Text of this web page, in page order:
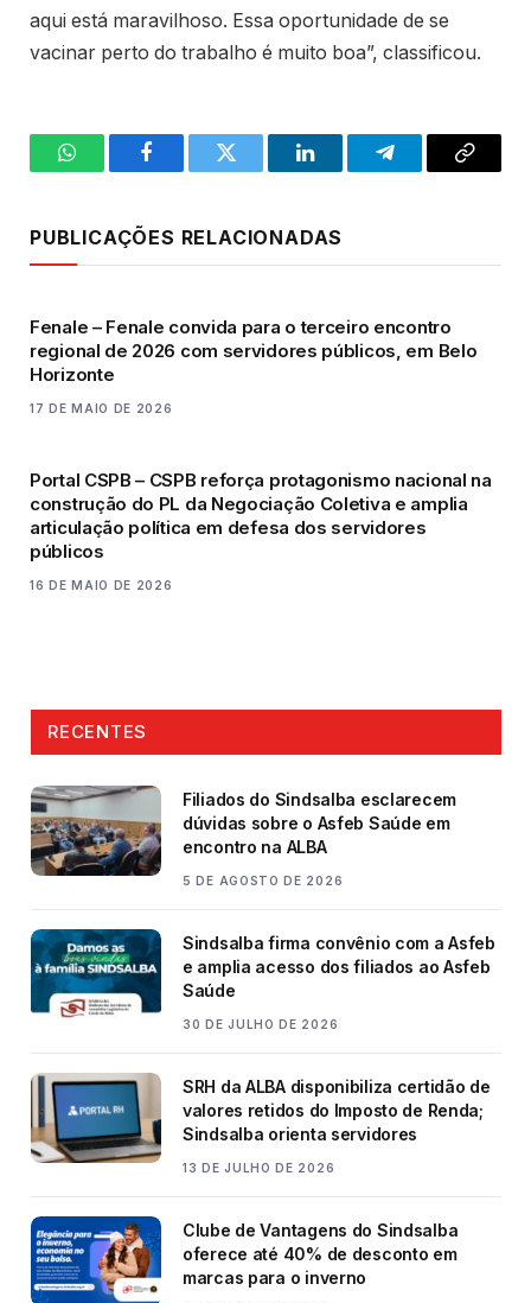
aqui está maravilhoso. Essa oportunidade de se
vacinar perto do trabalho é muito boa”, classificou.
WhatsAppFacebookTwitter LinkedInTelegramCopy
PUBLICAÇÕES RELACIONADAS
Fenale – Fenale convida para o terceiro encontro
regional de 2026 com servidores públicos, em Belo
Horizonte
17 DE MAIO DE 2026
Portal CSPB – CSPB reforça protagonismo nacional na
construção do PL da Negociação Coletiva e amplia
articulação política em defesa dos servidores
públicos
16 DE MAIO DE 2026
RECENTES
Filiados do Sindsalba esclarecem
dúvidas sobre o Asfeb Saúde em
encontro na ALBA
5 DE AGOSTO DE 2026
Sindsalba firma convênio com a Asfeb
e amplia acesso dos filiados ao Asfeb
Saúde
30 DE JULHO DE 2026
SRH da ALBA disponibiliza certidão de
valores retidos do Imposto de Renda;
Sindsalba orienta servidores
13 DE JULHO DE 2026
Clube de Vantagens do Sindsalba
oferece até 40% de desconto em
marcas para o inverno